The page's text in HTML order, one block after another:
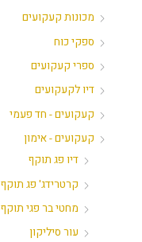
מכונות קעקועים
ספקי כוח
ספרי קעקועים
דיו לקעקועים
קעקועים - חד פעמי
קעקועים - אימון
דיו פג תוקף
קרטרידג' פג תוקף
מחטי בר פגי תוקף
עור סיליקון